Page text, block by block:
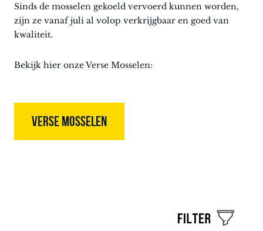
Sinds de mosselen gekoeld vervoerd kunnen worden,
zijn ze vanaf juli al volop verkrijgbaar en goed van
kwaliteit.
Bekijk hier onze Verse Mosselen:
VERSE MOSSELEN